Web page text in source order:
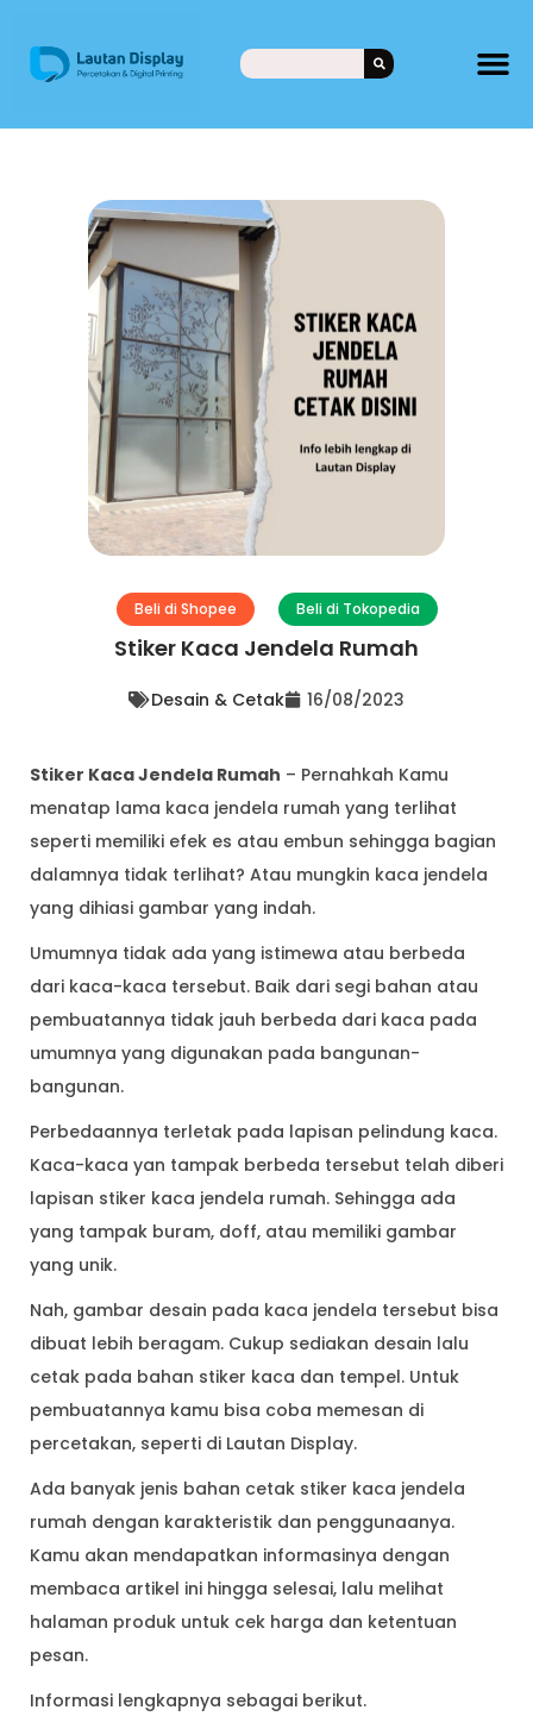
Beli di Shopee Beli di Tokopedia
Stiker Kaca Jendela Rumah
Desain & Cetak 16/08/2023
Stiker Kaca Jendela Rumah – Pernahkah Kamu
menatap lama kaca jendela rumah yang terlihat
seperti memiliki efek es atau embun sehingga bagian
dalamnya tidak terlihat? Atau mungkin kaca jendela
yang dihiasi gambar yang indah.
Umumnya tidak ada yang istimewa atau berbeda
dari kaca-kaca tersebut. Baik dari segi bahan atau
pembuatannya tidak jauh berbeda dari kaca pada
umumnya yang digunakan pada bangunan-
bangunan.
Perbedaannya terletak pada lapisan pelindung kaca.
Kaca-kaca yan tampak berbeda tersebut telah diberi
lapisan stiker kaca jendela rumah. Sehingga ada
yang tampak buram, doff, atau memiliki gambar
yang unik.
Nah, gambar desain pada kaca jendela tersebut bisa
dibuat lebih beragam. Cukup sediakan desain lalu
cetak pada bahan stiker kaca dan tempel. Untuk
pembuatannya kamu bisa coba memesan di
percetakan, seperti di Lautan Display.
Ada banyak jenis bahan cetak stiker kaca jendela
rumah dengan karakteristik dan penggunaanya.
Kamu akan mendapatkan informasinya dengan
membaca artikel ini hingga selesai, lalu melihat
halaman produk untuk cek harga dan ketentuan
pesan.
Informasi lengkapnya sebagai berikut.